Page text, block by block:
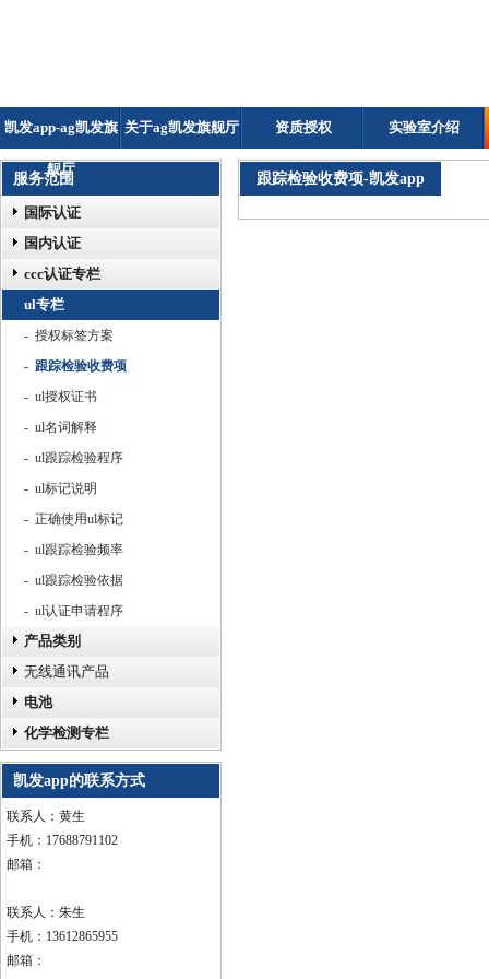
凯发app-ag凯发旗
舰厅
关于ag凯发旗舰厅 资质授权 实验室介绍
服务范围
国际认证
国内认证
ccc认证专栏
ul专栏
- 授权标签方案
- 跟踪检验收费项
- ul授权证书
- ul名词解释
- ul跟踪检验程序
- ul标记说明
- 正确使用ul标记
- ul跟踪检验频率
- ul跟踪检验依据
- ul认证申请程序
产品类别
无线通讯产品
电池
化学检测专栏
凯发app的联系方式
联系人：黄生
手机：17688791102
邮箱：
联系人：朱生
手机：13612865955
邮箱：
跟踪检验收费项-凯发app